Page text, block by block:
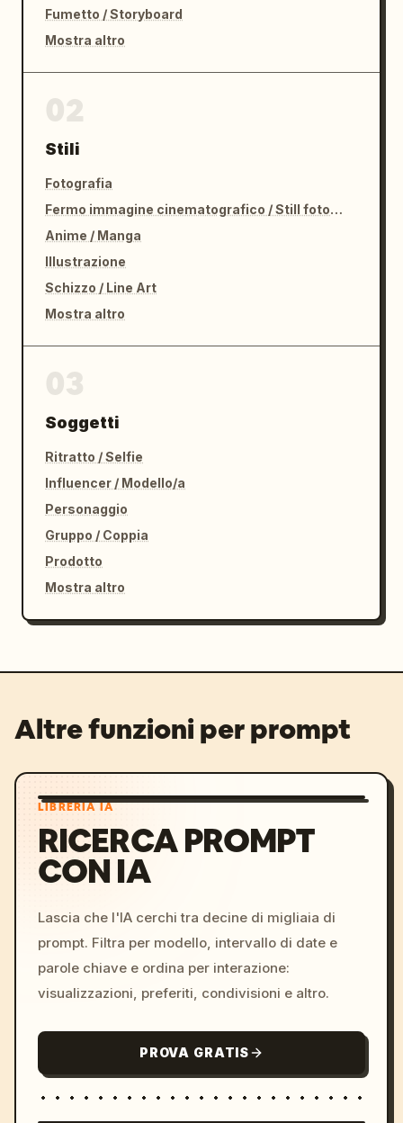
Fumetto / Storyboard
Mostra altro
Stili
Fotografia
Fermo immagine cinematografico / Still fotografico
Anime / Manga
Illustrazione
Schizzo / Line Art
Mostra altro
Soggetti
Ritratto / Selfie
Influencer / Modello/a
Personaggio
Gruppo / Coppia
Prodotto
Mostra altro
Altre funzioni per prompt
LIBRERIA IA
RICERCA PROMPT
CON IA
Lascia che l'IA cerchi tra decine di migliaia di
prompt. Filtra per modello, intervallo di date e
parole chiave e ordina per interazione:
visualizzazioni, preferiti, condivisioni e altro.
PROVA GRATIS